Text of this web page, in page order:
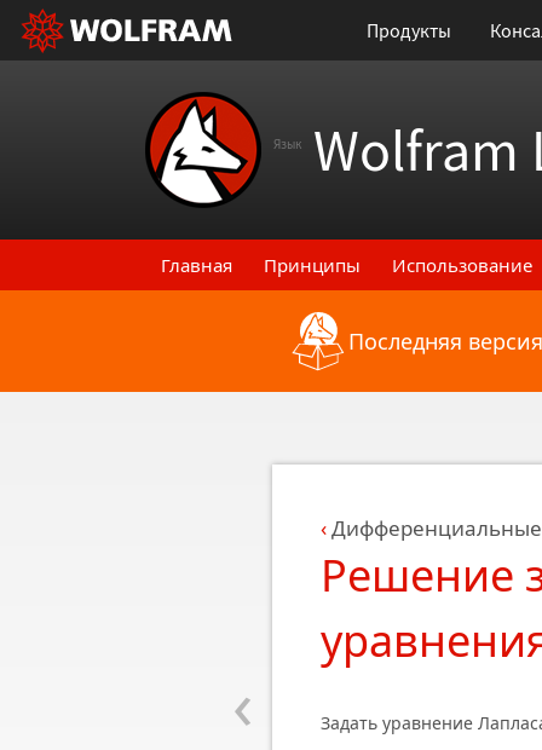
Продукты
Язык Wolfram
Главная Принципы Использование
Назад к последнимПоследняя
‹
Дифференциальные
Решение
Задать уравнение